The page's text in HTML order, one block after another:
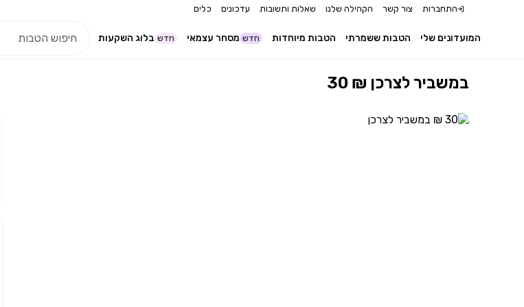
התחברות צור קשר הקהילה שלנו שאלות ותשובות עדכונים כלים
בלוג השקעות חדש מסחר עצמאי חדש הטבות מיוחדות הטבות ששמרתי המועדונים שלי
30 ₪ במשביר לצרכן